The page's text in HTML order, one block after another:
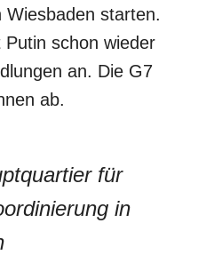
Wiesbaden starten.
schon wieder
an. Die G7
ab.
für
in